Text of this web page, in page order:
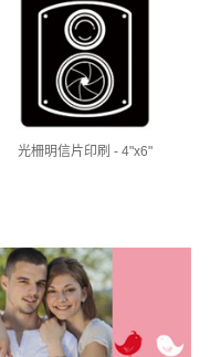
光柵明信片印刷 - 4"x6"